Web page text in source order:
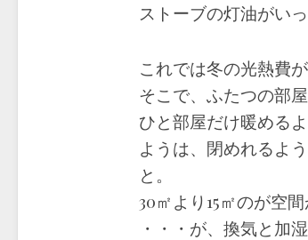
ストーブの灯油がい
これでは冬の光熱費
そこで、ふたつの部
ひと部屋だけ暖める
ようは、閉めれるよ
と。
30㎡より15㎡のが空
・・・が、換気と加